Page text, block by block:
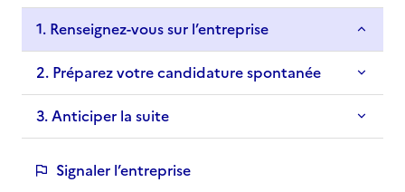
1. Renseignez-vous sur l’entreprise
2. Préparez votre candidature spontanée
3. Anticiper la suite
Signaler l’entreprise